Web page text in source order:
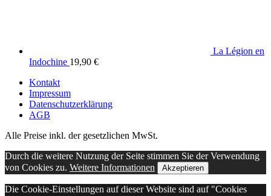
La Légion en
Indochine 19,90 €
Kontakt
Impressum
Datenschutzerklärung
AGB
Alle Preise inkl. der gesetzlichen MwSt.
Durch die weitere Nutzung der Seite stimmen Sie der Verwendung
von Cookies zu. Weitere Informationen Akzeptieren
Die Cookie-Einstellungen auf dieser Website sind auf "Cookies